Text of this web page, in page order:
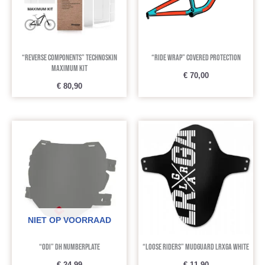
“Reverse Components” Technoskin
Maximum Kit
€80,90
“Ride Wrap” Covered protection
€70,00
NIET OP VOORRAAD
“ODI” DH Numberplate “Loose Riders” Mudguard LRXGA White